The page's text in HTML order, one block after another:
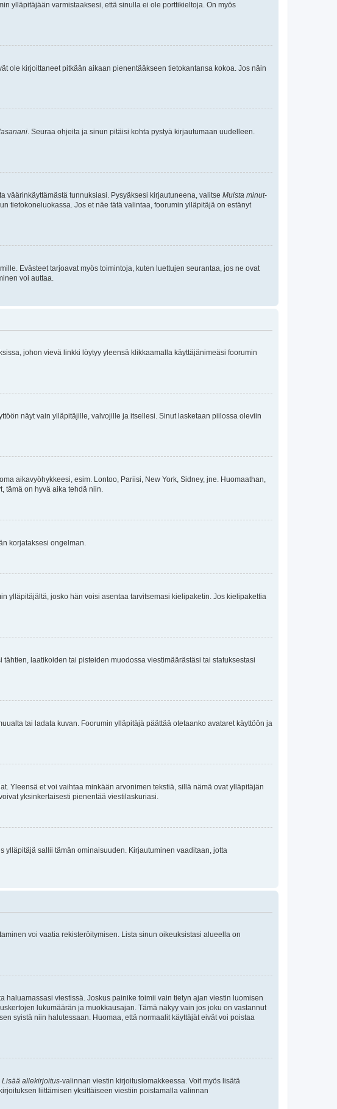
ylläpitäjään varmistaaksesi, että sinulla ei ole porttikieltoja. On myös
ole kirjoittaneet pitkään aikaan pienentääkseen tietokantansa kokoa. Jos näin
. Seuraa ohjeita ja sinun pitäisi kohta pystyä kirjautumaan uudelleen.
väärinkäyttämästä tunnuksiasi. Pysyäksesi kirjautuneena, valitse Muista minut-
tietokoneluokassa. Jos et näe tätä valintaa, foorumin ylläpitäjä on estänyt
Evästeet tarjoavat myös toimintoja, kuten luettujen seurantaa, jos ne ovat
voi auttaa.
johon vievä linkki löytyy yleensä klikkaamalla käyttäjänimeäsi foorumin
näyt vain ylläpitäjille, valvojille ja itsellesi. Sinut lasketaan piilossa oleviin
aikavyöhykkeesi, esim. Lontoo, Pariisi, New York, Sidney, jne. Huomaathan,
tämä on hyvä aika tehdä niin.
korjataksesi ongelman.
ylläpitäjältä, josko hän voisi asentaa tarvitsemasi kielipaketin. Jos kielipakettia
laatikoiden tai pisteiden muodossa viestimäärästäsi tai statuksestasi
tai ladata kuvan. Foorumin ylläpitäjä päättää otetaanko avataret käyttöön ja
Yleensä et voi vaihtaa minkään arvonimen tekstiä, sillä nämä ovat ylläpitäjän
yksinkertaisesti pienentää viestilaskuriasi.
ylläpitäjä sallii tämän ominaisuuden. Kirjautuminen vaaditaan, jotta
voi vaatia rekisteröitymisen. Lista sinun oikeuksistasi alueella on
viestissä. Joskus painike toimii vain tietyn ajan viestin luomisen
lukumäärän ja muokkausajan. Tämä näkyy vain jos joku on vastannut
syistä niin halutessaan. Huomaa, että normaalit käyttäjät eivät voi poistaa
Lisää allekirjoitus-valinnan viestin kirjoituslomakkeessa. Voit myös lisätä
liittämisen yksittäiseen viestiin poistamalla valinnan